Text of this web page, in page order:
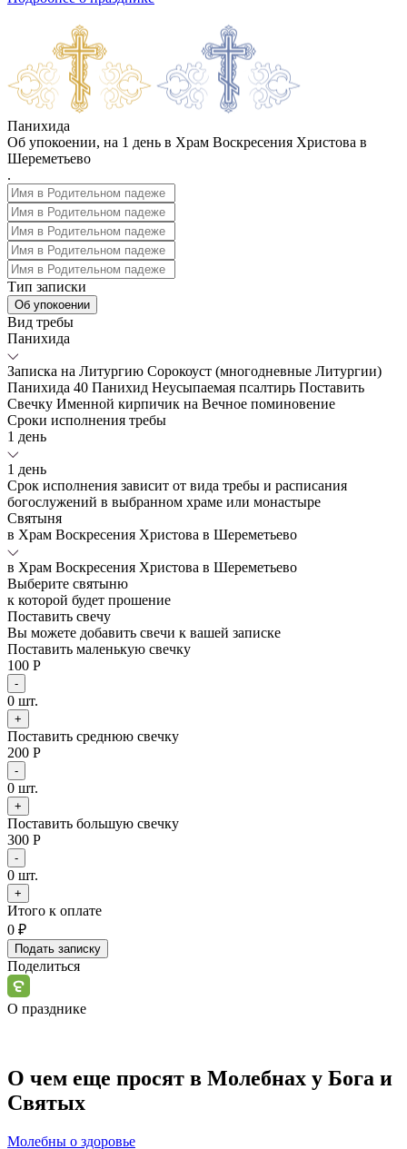
Панихида
Об упокоении, на 1 день в Храм Воскресения Христова в
Шереметьево
.
Тип записки
Об упокоении
Вид требы
Панихида
Записка на Литургию Сорокоуст (многодневные Литургии)
Панихида 40 Панихид Неусыпаемая псалтирь Поставить
Свечку Именной кирпичик на Вечное поминовение
Сроки исполнения требы
1 день
1 день
Срок исполнения зависит от вида требы и расписания
богослужений в выбранном храме или монастыре
Святыня
в Храм Воскресения Христова в Шереметьево
в Храм Воскресения Христова в Шереметьево
Выберите святыню
к которой будет прошение
Поставить свечу
Вы можете добавить свечи к вашей записке
Поставить маленькую свечку
100 Р
-
0 шт.
+
Поставить среднюю свечку
200 Р
-
0 шт.
+
Поставить большую свечку
300 Р
-
0 шт.
+
Итого к оплате
0 ₽
Подать записку
Поделиться
О празднике
О чем еще просят в Молебнах у Бога и
Святых
Молебны о здоровье